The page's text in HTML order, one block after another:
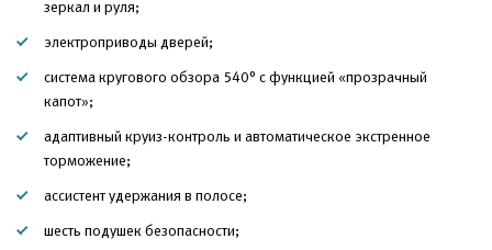
зеркал и руля;
электроприводы дверей;
система кругового обзора 540° с функцией «прозрачный
капот»;
адаптивный круиз-контроль и автоматическое экстренное
торможение;
ассистент удержания в полосе;
шесть подушек безопасности;